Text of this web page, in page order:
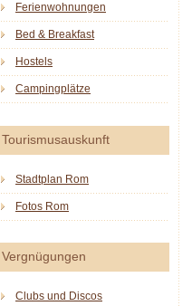
Ferienwohnungen
Bed & Breakfast
Hostels
Campingplätze
Tourismusauskunft
Stadtplan Rom
Fotos Rom
Vergnügungen
Clubs und Discos